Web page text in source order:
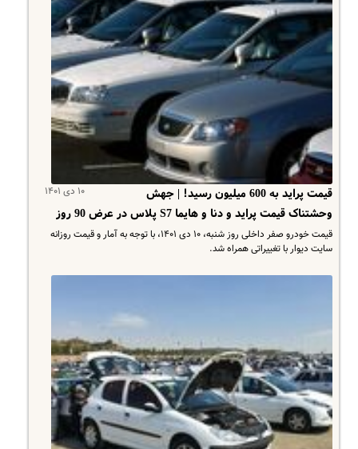
۱۰ دی ۱۴۰۱
قیمت پراید به 600 میلیون رسید! | جهش
وحشتناک قیمت پراید و دنا و هایما S7 پلاس در عرض 90 روز
قیمت خودرو صفر داخلی روز شنبه، ۱۰ دی ۱۴۰۱، با توجه به آمار و قیمت روزانه
سایت دیوار با تغییراتی همراه شد.